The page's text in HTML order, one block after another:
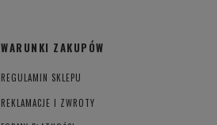
WARUNKI ZAKUPÓW
REGULAMIN SKLEPU
REKLAMACJE I ZWROTY